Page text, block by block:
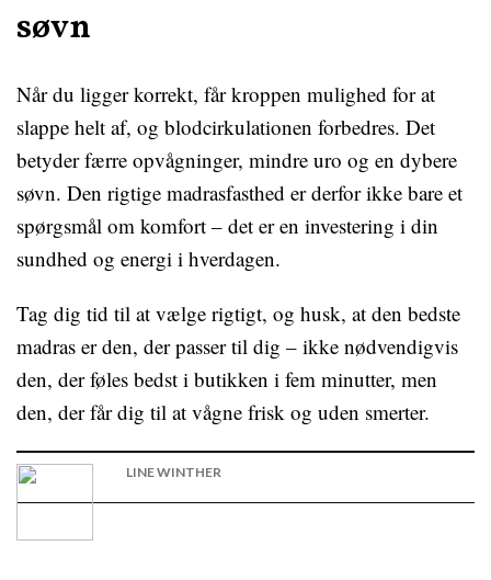
søvn
Når du ligger korrekt, får kroppen mulighed for at
slappe helt af, og blodcirkulationen forbedres. Det
betyder færre opvågninger, mindre uro og en dybere
søvn. Den rigtige madrasfasthed er derfor ikke bare et
spørgsmål om komfort – det er en investering i din
sundhed og energi i hverdagen.
Tag dig tid til at vælge rigtigt, og husk, at den bedste
madras er den, der passer til dig – ikke nødvendigvis
den, der føles bedst i butikken i fem minutter, men
den, der får dig til at vågne frisk og uden smerter.
LINE WINTHER